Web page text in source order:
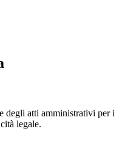
degli atti amministrativi per i
legale.